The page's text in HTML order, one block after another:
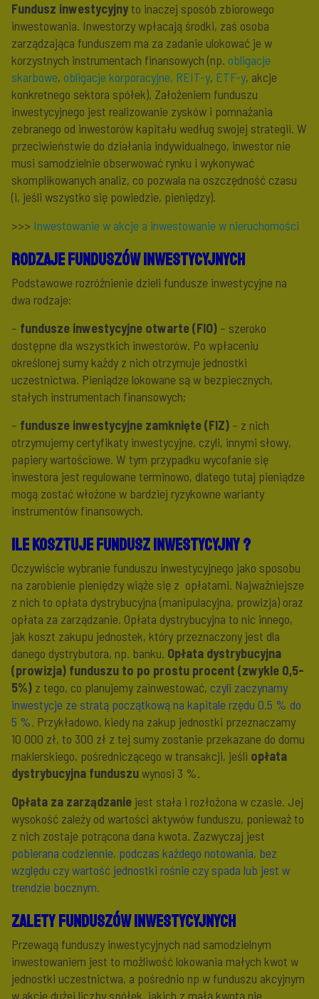
Fundusz inwestycyjnyto inaczej sposób zbiorowego
inwestowania. Inwestorzy wpłacają środki, zaś osoba
zarządzająca funduszem ma za zadanie ulokować je w
korzystnych instrumentach finansowych (np. obligacje
skarbowe, obligacje korporacyjne, REIT-y, ETF-y, akcje
konkretnego sektora spółek). Założeniem funduszu
inwestycyjnego jest realizowanie zysków i pomnażania
zebranego od inwestorów kapitału według swojej strategii. W
przeciwieństwie do działania indywidualnego, inwestor nie
musi samodzielnie obserwować rynku i wykonywać
skomplikowanych analiz, co pozwala na oszczędność czasu
(i, jeśli wszystko się powiedzie, pieniędzy).
>>> Inwestowanie w akcje a inwestowanie w nieruchomości
Rodzaje funduszów inwestycyjnych
Podstawowe rozróżnienie dzieli fundusze inwestycyjne na
dwa rodzaje:
– fundusze inwestycyjne otwarte (FIO) – szeroko
dostępne dla wszystkich inwestorów. Po wpłaceniu
określonej sumy każdy z nich otrzymuje jednostki
uczestnictwa. Pieniądze lokowane są w bezpiecznych,
stałych instrumentach finansowych;
– fundusze inwestycyjne zamknięte (FIZ) – z nich
otrzymujemy certyfikaty inwestycyjne, czyli, innymi słowy,
papiery wartościowe. W tym przypadku wycofanie się
inwestora jest regulowane terminowo, dlatego tutaj pieniądze
mogą zostać włożone w bardziej ryzykowne warianty
instrumentów finansowych.
Ile kosztuje fundusz inwestycyjny ?
Oczywiście wybranie funduszu inwestycyjnego jako sposobu
na zarobienie pieniędzy wiąże się z opłatami. Najważniejsze
z nich to opłata dystrybucyjna (manipulacyjna, prowizja) oraz
opłata za zarządzanie. Opłata dystrybucyjna to nic innego,
jak koszt zakupu jednostek, który przeznaczony jest dla
danego dystrybutora, np. banku. Opłata dystrybucyjna
(prowizja) funduszu to po prostu procent (zwykle 0,5-
5%) z tego, co planujemy zainwestować, czyli zaczynamy
inwestycje ze stratą początkową na kapitale rzędu 0.5 % do
5 %. Przykładowo, kiedy na zakup jednostki przeznaczamy
10 000 zł, to 300 zł z tej sumy zostanie przekazane do domu
maklerskiego, pośredniczącego w transakcji, jeśli opłata
dystrybucyjna funduszuwynosi 3 %.
Opłata za zarządzanie jest stała i rozłożona w czasie. Jej
wysokość zależy od wartości aktywów funduszu, ponieważ to
z nich zostaje potrącona dana kwota. Zazwyczaj jest
pobierana codziennie, podczas każdego notowania, bez
względu czy wartość jednostki rośnie czy spada lub jest w
trendzie bocznym.
Zalety funduszów inwestycyjnych
Przewagą funduszy inwestycyjnych nad samodzielnym
inwestowaniem jest to możliwość lokowania małych kwot w
jednostki uczestnictwa, a pośrednio np w funduszu akcyjnym
w akcje dużej liczby spółek, jakich z małą kwotą nie